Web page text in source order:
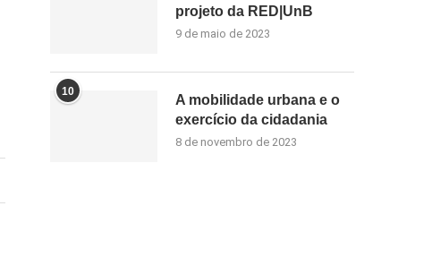
projeto da RED|UnB
9 de maio de 2023
10
A mobilidade urbana e o
exercício da cidadania
8 de novembro de 2023